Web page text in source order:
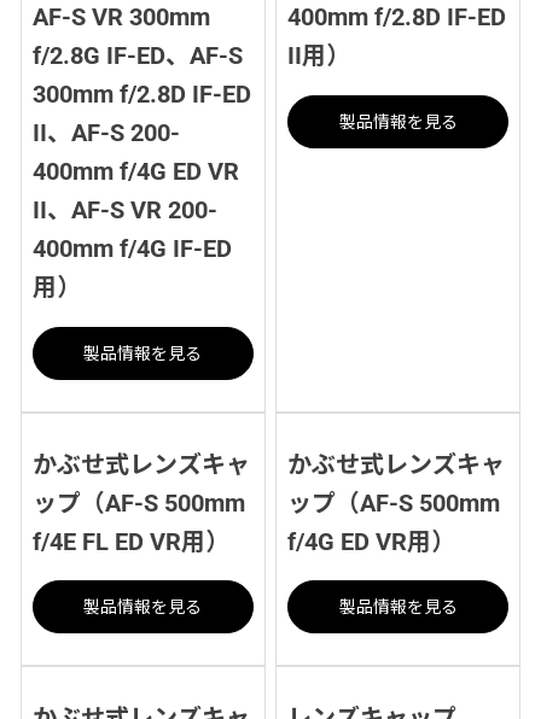
AF-S VR 300mm
f/2.8G IF-ED、AF-S
300mm f/2.8D IF-ED
II、AF-S 200-
400mm f/4G ED VR
II、AF-S VR 200-
400mm f/4G IF-ED
用）
製品情報を見る
400mm f/2.8D IF-ED
II用）
製品情報を見る
かぶせ式レンズキャ
ップ（AF-S 500mm
f/4E FL ED VR用）
製品情報を見る
かぶせ式レンズキャ
ップ（AF-S 500mm
f/4G ED VR用）
製品情報を見る